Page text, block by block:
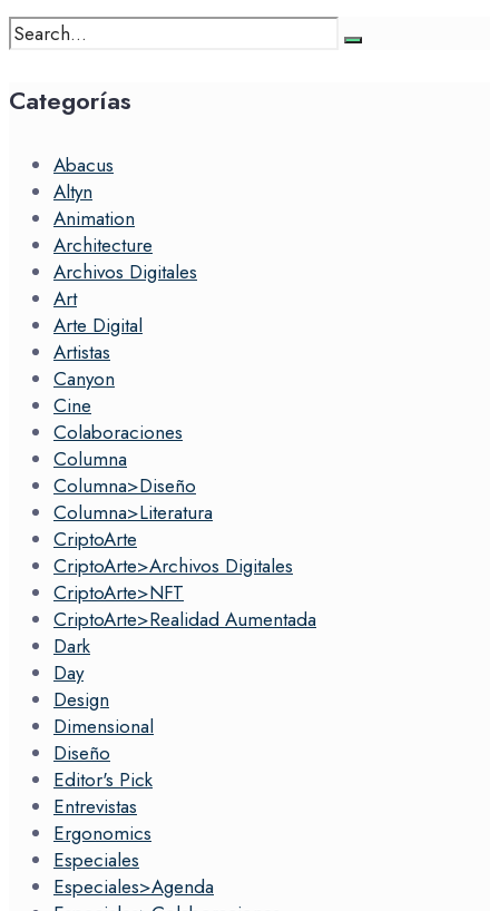
Search
for:
Categorías
Abacus
Altyn
Animation
Architecture
Archivos Digitales
Art
Arte Digital
Artistas
Canyon
Cine
Colaboraciones
Columna
Columna>Diseño
Columna>Literatura
CriptoArte
CriptoArte>Archivos Digitales
CriptoArte>NFT
CriptoArte>Realidad Aumentada
Dark
Day
Design
Dimensional
Diseño
Editor's Pick
Entrevistas
Ergonomics
Especiales
Especiales>Agenda